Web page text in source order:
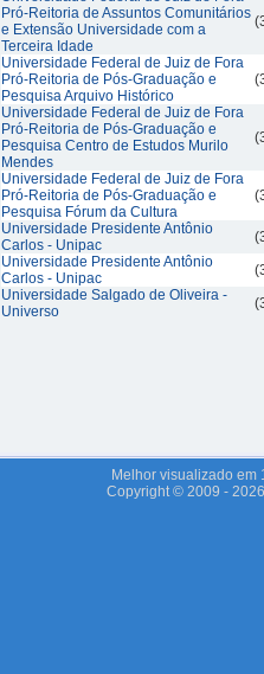
Pró-Reitoria de Assuntos Comunitários
e Extensão Universidade com a
Terceira Idade
Universidade Federal de Juiz de Fora
Pró-Reitoria de Pós-Graduação e
Pesquisa Arquivo Histórico
Universidade Federal de Juiz de Fora
Pró-Reitoria de Pós-Graduação e
Pesquisa Centro de Estudos Murilo
Mendes
Universidade Federal de Juiz de Fora
Pró-Reitoria de Pós-Graduação e
Pesquisa Fórum da Cultura
Universidade Presidente Antônio
Carlos - Unipac
Universidade Presidente Antônio
Carlos - Unipac
Universidade Salgado de Oliveira -
Universo
Melhor visualizado em
Copyright © 2009 -